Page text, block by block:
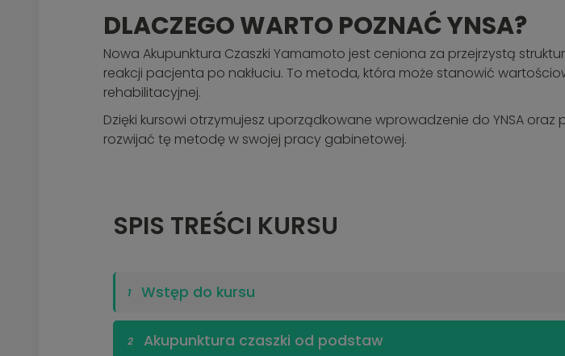
DLACZEGO WARTO POZNAĆ YNSA?
Nowa Akupunktura Czaszki Yamamoto jest ceniona za przejrzystą
reakcji pacjenta po nakłuciu. To metoda, która może stanowić
rehabilitacyjnej.
Dzięki kursowi otrzymujesz uporządkowane wprowadzenie do YNSA
rozwijać tę metodę w swojej pracy gabinetowej.
SPIS TREŚCI KURSU
1 Wstęp do kursu
2 Akupunktura czaszki od podstaw